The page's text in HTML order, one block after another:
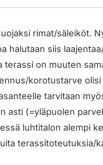
rimat/säleiköt.
halutaan siis
terassi on muuten
korotustarve
tarvitaan
asti (=yläpuolen
luhtitalon alempi
terassitoteutuksia/